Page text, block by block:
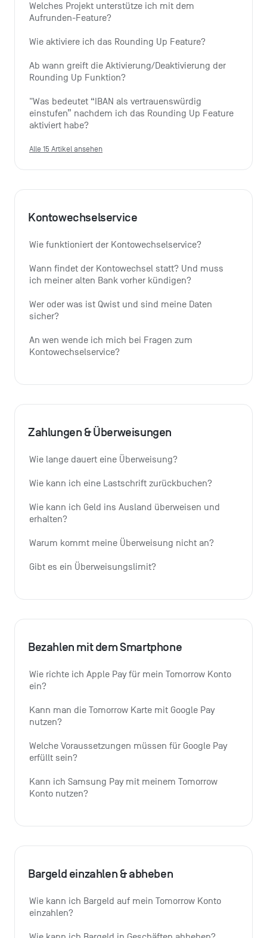
Welches Projekt unterstütze ich mit dem
Aufrunden-Feature?
Wie aktiviere ich das Rounding Up Feature?
Ab wann greift die Aktivierung/Deaktivierung der
Rounding Up Funktion?
"Was bedeutet “IBAN als vertrauenswürdig
einstufen” nachdem ich das Rounding Up Feature
aktiviert habe?
Alle 15 Artikel ansehen
Kontowechselservice
Wie funktioniert der Kontowechselservice?
Wann findet der Kontowechsel statt? Und muss
ich meiner alten Bank vorher kündigen?
Wer oder was ist Qwist und sind meine Daten
sicher?
An wen wende ich mich bei Fragen zum
Kontowechselservice?
Zahlungen & Überweisungen
Wie lange dauert eine Überweisung?
Wie kann ich eine Lastschrift zurückbuchen?
Wie kann ich Geld ins Ausland überweisen und
erhalten?
Warum kommt meine Überweisung nicht an?
Gibt es ein Überweisungslimit?
Bezahlen mit dem Smartphone
Wie richte ich Apple Pay für mein Tomorrow Konto
ein?
Kann man die Tomorrow Karte mit Google Pay
nutzen?
Welche Voraussetzungen müssen für Google Pay
erfüllt sein?
Kann ich Samsung Pay mit meinem Tomorrow
Konto nutzen?
Bargeld einzahlen & abheben
Wie kann ich Bargeld auf mein Tomorrow Konto
einzahlen?